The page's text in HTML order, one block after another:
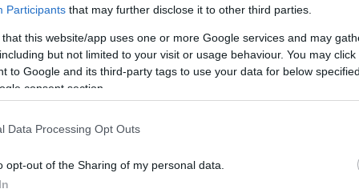
Participants that may further disclose it to other third parties.
that this website/app uses one or more Google services and may
but not limited to your visit or usage behaviour. You may
to Google and its third-party tags to use your data for below
consent section.
Data Processing Opt Outs
opt-out of the Sharing of my personal data.